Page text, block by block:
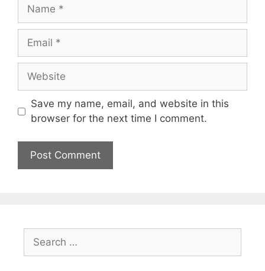
Save my name, email, and website in this
browser for the next time I comment.